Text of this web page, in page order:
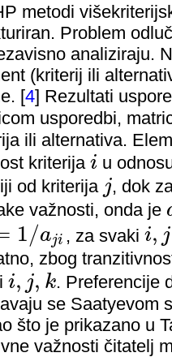
metodi
Problem
analiziraju.
(kriterij ili
[4] Rezultati
usporedbi,
ili alternativa.
kriterija i
i u
od kriterija j
j , dok
važnosti, onda je a
1/aji , za svaki i, j
i,j
zbog
i, j, k
i,j,k
. Preferencije
se Saatyevom
što je prikazano u
važnosti čitatelj